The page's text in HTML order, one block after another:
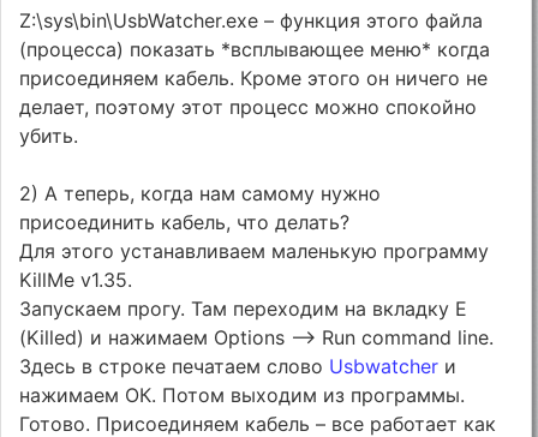
Z:\sys\bin\UsbWatcher.exe – функция этого файла
(процесса) показать *всплывающее меню* когда
присоединяем кабель. Кроме этого он ничего не
делает, поэтому этот процесс можно спокойно
убить.
2) А теперь, когда нам самому нужно
присоединить кабель, что делать?
Для этого устанавливаем маленькую программу
KillMe v1.35.
Запускаем прогу. Там переходим на вкладку E
(Killed) и нажимаем Options --> Run command line.
Здесь в строке печатаем слово Usbwatcher и
нажимаем ОК. Потом выходим из программы.
Готово. Присоединяем кабель – все работает как